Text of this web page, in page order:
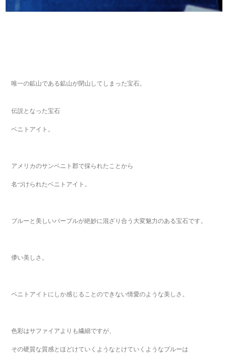
唯一の鉱山である鉱山が閉山してしまった宝石。
伝説となった宝石
ベニトアイト。
アメリカのサンベニト郡で採られたことから
名づけられたベニトアイト。
ブルーと美しいパープルが絶妙に混ざり合う大変魅力のある宝石です。
儚い美しさ。
ベニトアイトにしか感じることのできない情愛のような美しさ。
色彩はサファイアよりも繊細ですが、
その硬質な質感とほどけていくようなとけていくようなブルーは